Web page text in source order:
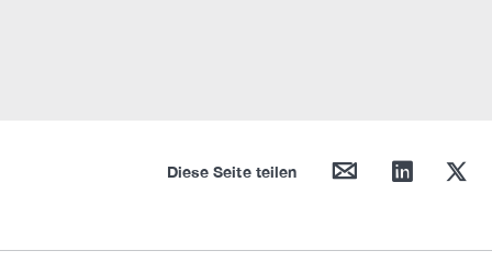
Diese Seite teilen mail linkedin twitter